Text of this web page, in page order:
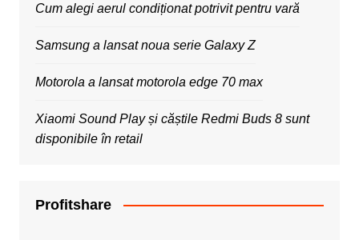
Cum alegi aerul condiționat potrivit pentru vară
Samsung a lansat noua serie Galaxy Z
Motorola a lansat motorola edge 70 max
Xiaomi Sound Play și căștile Redmi Buds 8 sunt
disponibile în retail
Profitshare